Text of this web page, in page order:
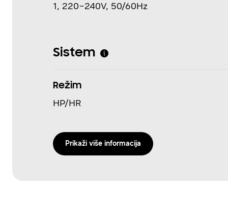
1, 220~240V, 50/60Hz
Sistem
Režim
HP/HR
Prikaži više informacija